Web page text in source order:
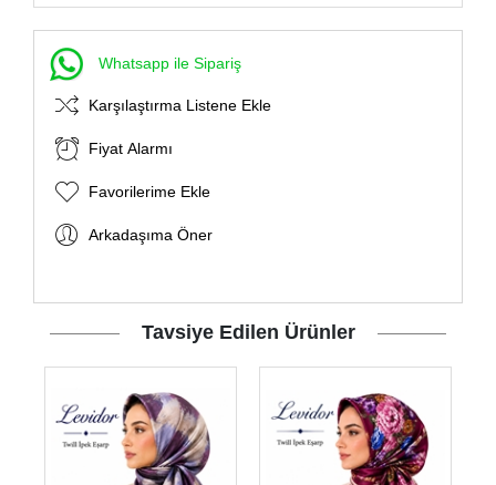
Whatsapp ile Sipariş
Karşılaştırma Listene Ekle
Fiyat Alarmı
Favorilerime Ekle
Arkadaşıma Öner
Tavsiye Edilen Ürünler